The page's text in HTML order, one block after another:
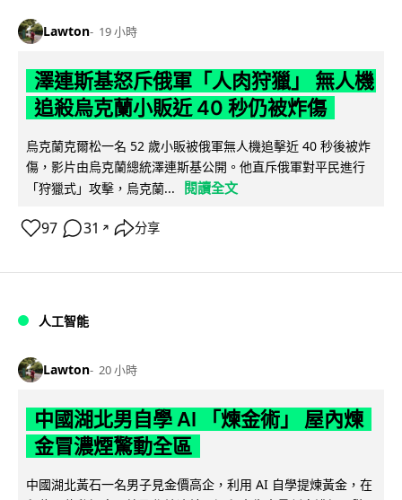
Lawton 19 小時
澤連斯基怒斥俄軍「人肉狩獵」 無人機
追殺烏克蘭小販近 40 秒仍被炸傷
烏克蘭克爾松一名 52 歲小販被俄軍無人機追擊近 40 秒後被炸
傷，影片由烏克蘭總統澤連斯基公開。他直斥俄軍對平民進行
「狩獵式」攻擊，烏克蘭...
閱讀全文
97 31 ↗ 分享
人工智能
Lawton 20 小時
中國湖北男自學 AI 「煉金術」 屋內煉
金冒濃煙驚動全區
中國湖北黃石一名男子見金價高企，利用 AI 自學提煉黃金，在